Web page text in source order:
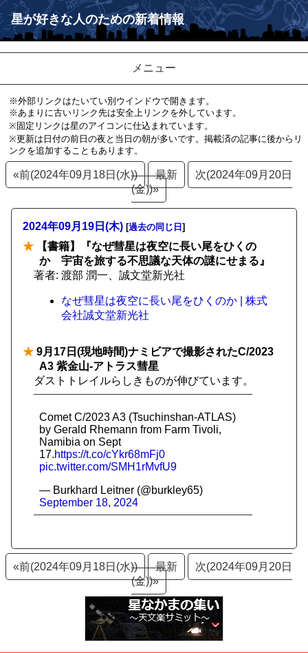
星が好きな人のための新着情報
メニュー
※外部リンクはたいてい別ウインドウで開きます。
※あまりに古いリンク先は安全上リンクを外しています。
※固定リンクは星のアイコンに仕込まれています。
※更新は日付の前日の夜と当日の朝が多いです。掲載済の記事に後からリ
ンクを追加することもあります。
«前(2024年09月18日(水)) 最新
次(2024年09月20日
(金))»
2024年09月19日(木) [過去の同じ日 ]
★ 【書籍】『なぜ彗星は夜空に長い尾をひくの
か 宇宙を旅する不思議な天体の謎にせまる』
著者: 渡部 潤一、誠文堂新光社
なぜ彗星は夜空に長い尾をひくのか | 株式
会社誠文堂新光社
★ 9月17日(現地時間)ナミビアで撮影されたC/2023
A3 紫金山-アトラス彗星
ダストトレイルらしきものが伸びています。
Comet C/2023 A3 (Tsuchinshan-ATLAS)
by Gerald Rhemann from Farm Tivoli,
Namibia on Sept
17.https://t.co/cYkr68mFj0
pic.twitter.com/SMH1rMvfU9
— Burkhard Leitner (@burkley65)
September 18, 2024
«前(2024年09月18日(水)) 最新
次(2024年09月20日
(金))»